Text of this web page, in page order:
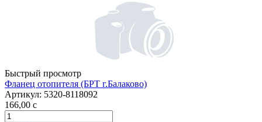
Быстрый просмотр
Фланец отопителя (БРТ г.Балаково)
Артикул: 5320-8118092
166,00 c